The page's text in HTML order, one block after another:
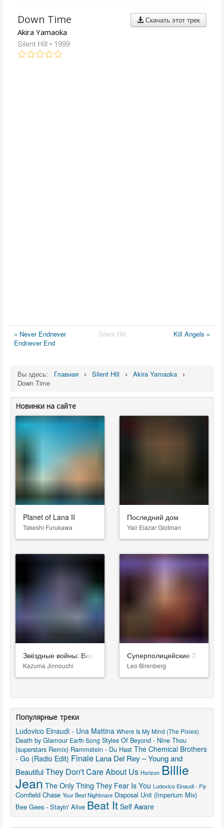
Скачать этот трек
Down Time
Akira Yamaoka
Silent Hill • 1999
« Never Endnever
Endnever End
Silent Hill Kill Angels »
Вы здесь: Главная Silent Hill
Akira Yamaoka
Down Time
Новинки на сайте
Planet of Lana II
Takeshi Furukawa
Последний дом
Yair Elazar Glotman
Звёздные войны: Видения. Девятый джедай
Kazuma Jinnouchi
Суперполицейские 3
Leo Birenberg
Популярные треки
Ludovico Einaudi - Una Mattina Where Is My Mind (The Pixies)
Death by Glamour Earth Song Styles Of Beyond - Nine Thou
(superstars Remix) Rammstein - Du Hast The Chemical Brothers
- Go (Radio Edit) Finale Lana Del Rey – Young and
BeautifulThey Don't Care About Us Horizon Billie
Jean The Only Thing They Fear Is You Ludovico Einaudi - Fly
Cornfield Chase Your Best Nightmare Disposal Unit (Imperium Mix)
Bee Gees - Stayin' Alive Beat It Self Aware